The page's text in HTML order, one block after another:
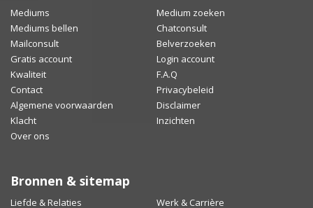
Mediums
Medium zoeken
Mediums bellen
Chatconsult
Mailconsult
Belverzoeken
Gratis account
Login account
Kwaliteit
F.A.Q
Contact
Privacybeleid
Algemene voorwaarden
Disclaimer
Klacht
Inzichten
Over ons
Bronnen & sitemap
Liefde & Relaties Werk & Carrière